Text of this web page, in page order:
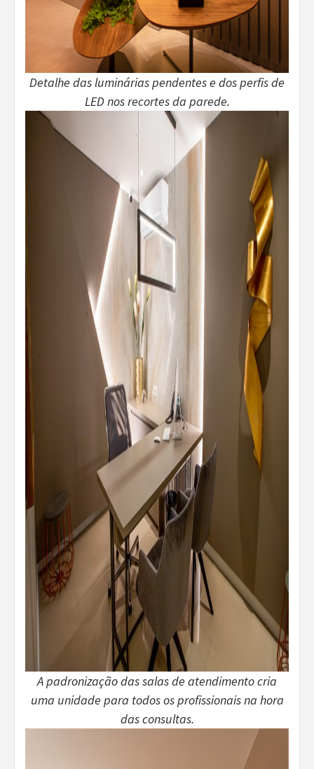
Detalhe das luminárias pendentes e dos perfis de
LED nos recortes da parede.
A padronização das salas de atendimento cria
uma unidade para todos os profissionais na hora
das consultas.